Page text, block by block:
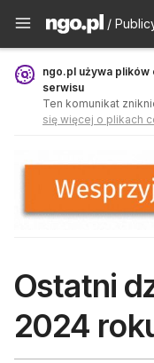
/
ngo.pl używa plików
serwisu
Ten komunikat
się więcej o plikach
Ostatni
2024